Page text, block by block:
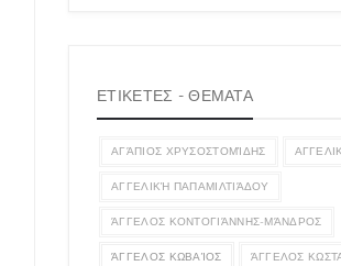
ΕΤΙΚΕΤΕΣ - ΘΕΜΑΤΑ
ΑΓΆΠΙΟΣ ΧΡΥΣΟΣΤΟΜΊΔΗΣ
ΑΓΓΕΛΙΚΉ ΠΑΠΑΜΙΛΤΙΆΔΟΥ
ΆΓΓΕΛΟΣ ΚΟΝΤΟΓΙΆΝΝΗΣ-ΜΆΝΔΡΟΣ
ΆΓΓΕΛΟΣ ΚΩΒΑΊΟΣ ΆΓΓΕΛΟΣ